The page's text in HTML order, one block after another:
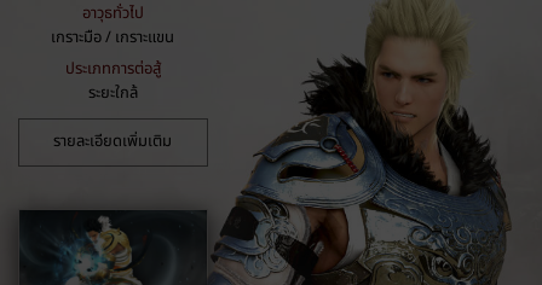
อาวุธทั่วไป
เกราะมือ / เกราะแขน
ประเภทการต่อสู้
ระยะใกล้
รายละเอียดเพิ่มเติม